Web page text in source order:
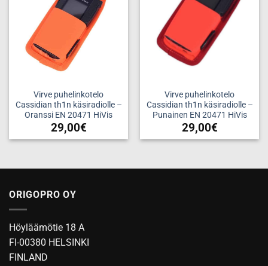
Virve puhelinkotelo
Cassidian th1n käsiradiolle –
Oranssi EN 20471 HiVis
29,00€
Virve puhelinkotelo
Cassidian th1n käsiradiolle –
Punainen EN 20471 HiVis
29,00€
ORIGOPRO OY
Höyläämötie 18 A
FI-00380 HELSINKI
FINLAND